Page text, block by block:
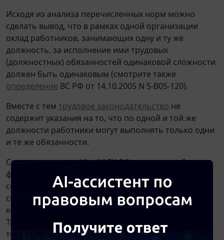
Исходя из анализа перечисленных норм можно
сделать вывод, что в рамках одной организации
оклад работников, занимающих одну и ту же
должность, за исполнение ими трудовых
(должностных) обязанностей одинаковой сложности
должен быть одинаковым (смотрите также
определение ВС РФ от 14.10.2005 N 5-В05-120).
Вместе с тем трудовое законодательство не
содержит указания на то, что по одной и той же
должности работники могут выполнять только одни
и те же обязанности.
Согласностатьям 15и57ТК РФ под трудовой
функцией понимается работа по должности в
соответствии соштатным расписанием, профессии,
специальности с указанием квалификации;
конкретный вид поручаемой работнику работы.
Трудовая функция работника определяется не
только наименованием должности, но и перечнем